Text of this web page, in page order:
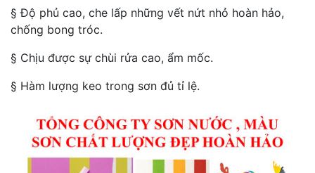
§ Độ phủ cao, che lấp những vết nứt nhỏ hoàn hảo,
chống bong tróc.
§ Chịu được sự chùi rửa cao, ẩm mốc.
§ Hàm lượng keo trong sơn đủ tỉ lệ.